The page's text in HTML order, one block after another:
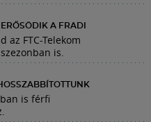
A FRADI
az FTC-Telekom
is.
is férfi